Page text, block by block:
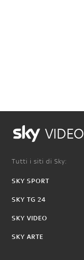
VIDEO
Tutti i siti di Sky:
SKY SPORT
SKY TG 24
SKY VIDEO
SKY ARTE